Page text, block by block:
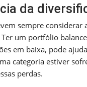
da
sempre considerar
Ter um portfólio
em baixa, pode
categoria estiver
perdas.